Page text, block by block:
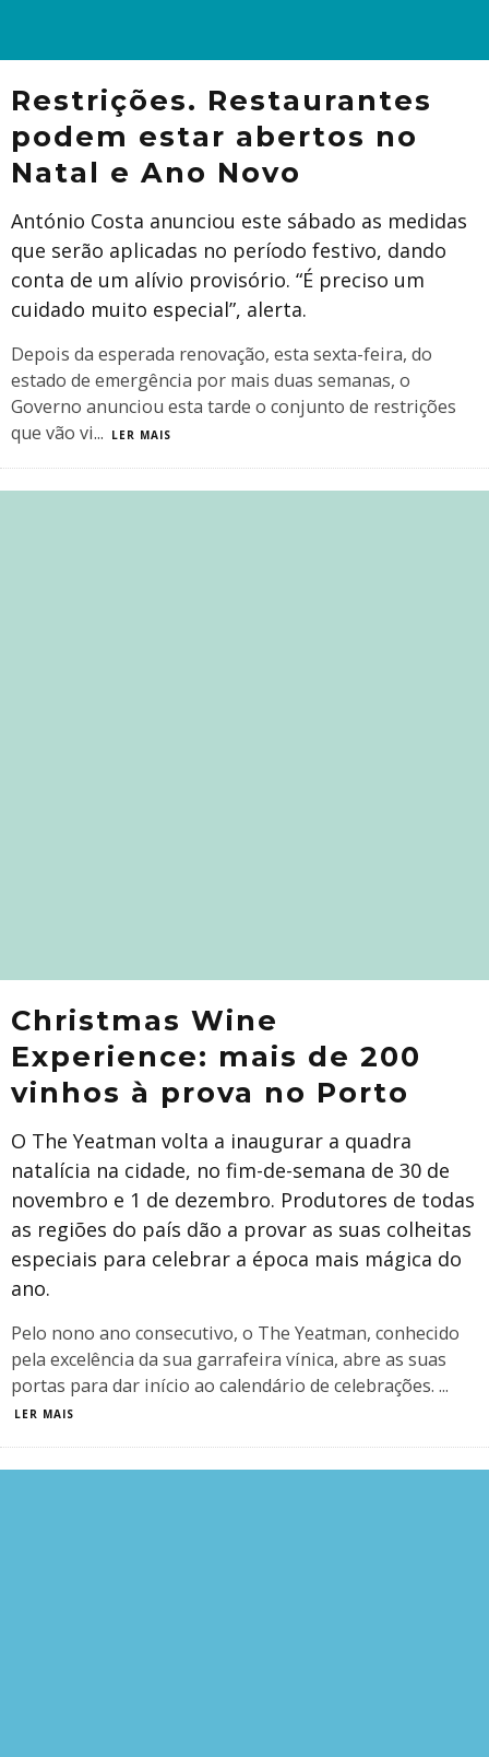
Restrições. Restaurantes
podem estar abertos no
Natal e Ano Novo
António Costa anunciou este sábado as medidas
que serão aplicadas no período festivo, dando
conta de um alívio provisório. “É preciso um
cuidado muito especial”, alerta.
Depois da esperada renovação, esta sexta-feira, do
estado de emergência por mais duas semanas, o
Governo anunciou esta tarde o conjunto de restrições
que vão vi... LER MAIS
Christmas Wine
Experience: mais de 200
vinhos à prova no Porto
O The Yeatman volta a inaugurar a quadra
natalícia na cidade, no fim-de-semana de 30 de
novembro e 1 de dezembro. Produtores de todas
as regiões do país dão a provar as suas colheitas
especiais para celebrar a época mais mágica do
ano.
Pelo nono ano consecutivo, o The Yeatman, conhecido
pela excelência da sua garrafeira vínica, abre as suas
portas para dar início ao calendário de celebrações. ...
LER MAIS